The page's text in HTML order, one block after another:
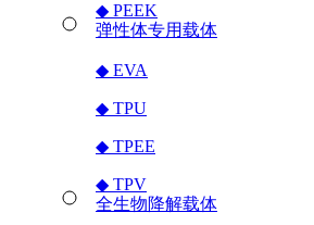
◆ PEEK
弹性体专用载体
◆ EVA
◆ TPU
◆ TPEE
◆ TPV
全生物降解载体